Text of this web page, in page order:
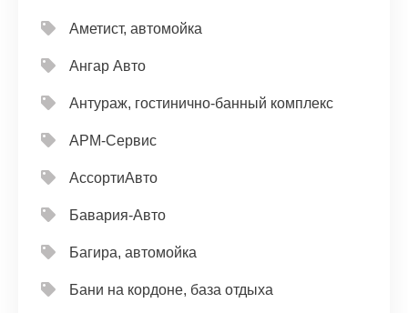
Аметист, автомойка
Ангар Авто
Антураж, гостинично-банный комплекс
АРМ-Сервис
АссортиАвто
Бавария-Авто
Багира, автомойка
Бани на кордоне, база отдыха